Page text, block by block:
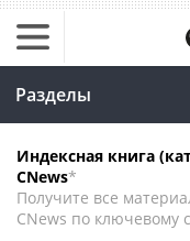
Разделы
Индексная книга
CNews*
Получите все
CNews по ключевому